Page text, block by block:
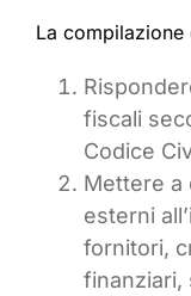
La
fiscali
Codice
Mettere a
esterni
fornitori,
finanziari,